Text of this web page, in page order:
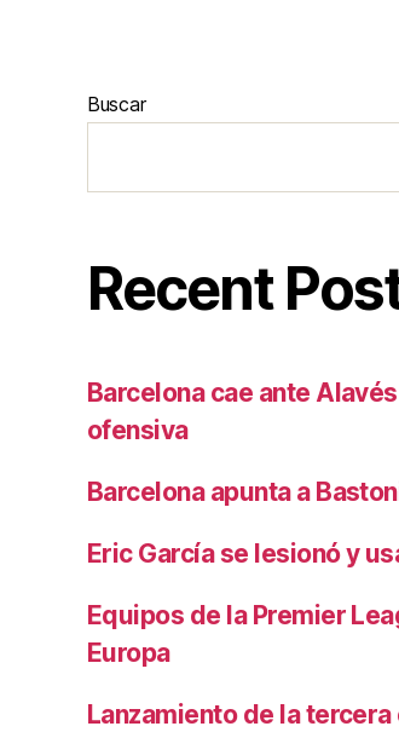
Buscar
Recent
Barcelona cae ante
ofensiva
Barcelona apunta a
Eric García se lesionó y
Equipos de la Premier
Europa
Lanzamiento de la